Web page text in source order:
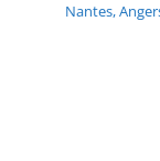
Nantes,